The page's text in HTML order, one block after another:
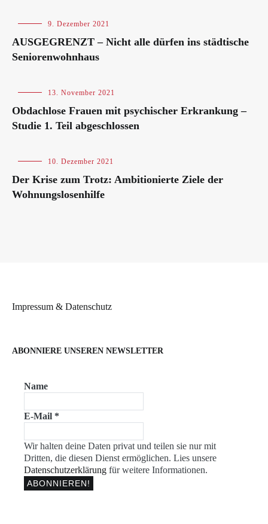
Blog 9. Dezember 2021
AUSGEGRENZT – Nicht alle dürfen ins städtische
Seniorenwohnhaus
Blog 13. November 2021
Obdachlose Frauen mit psychischer Erkrankung –
Studie 1. Teil abgeschlossen
Blog 10. Dezember 2021
Der Krise zum Trotz: Ambitionierte Ziele der
Wohnungslosenhilfe
Impressum & Datenschutz
ABONNIERE UNSEREN NEWSLETTER
Name
E-Mail *
Wir halten deine Daten privat und teilen sie nur mit
Dritten, die diesen Dienst ermöglichen. Lies unsere
Datenschutzerklärung für weitere Informationen.